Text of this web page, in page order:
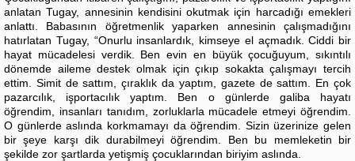
anlatan Tugay, annesinin kendisini okutmak için harcadığı emekleri
anlattı. Babasının öğretmenlik yaparken annesinin çalışmadığını
hatırlatan Tugay, “Onurlu insanlardık, kimseye el açmadık. Ciddi bir
hayat mücadelesi verdik. Ben evin en büyük çocuğuyum, sıkıntılı
dönemde aileme destek olmak için çıkıp sokakta çalışmayı tercih
ettim. Simit de sattım, çıraklık da yaptım, gazete de sattım. En çok
pazarcılık, işportacılık yaptım. Ben o günlerde galiba hayatı
öğrendim, insanları tanıdım, zorluklarla mücadele etmeyi öğrendim.
O günlerde aslında korkmamayı da öğrendim. Sizin üzerinize gelen
bir şeye karşı dik durabilmeyi öğrendim. Ben bu memleketin bir
şekilde zor şartlarda yetişmiş çocuklarından biriyim aslında.